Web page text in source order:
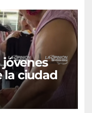
la ciudad